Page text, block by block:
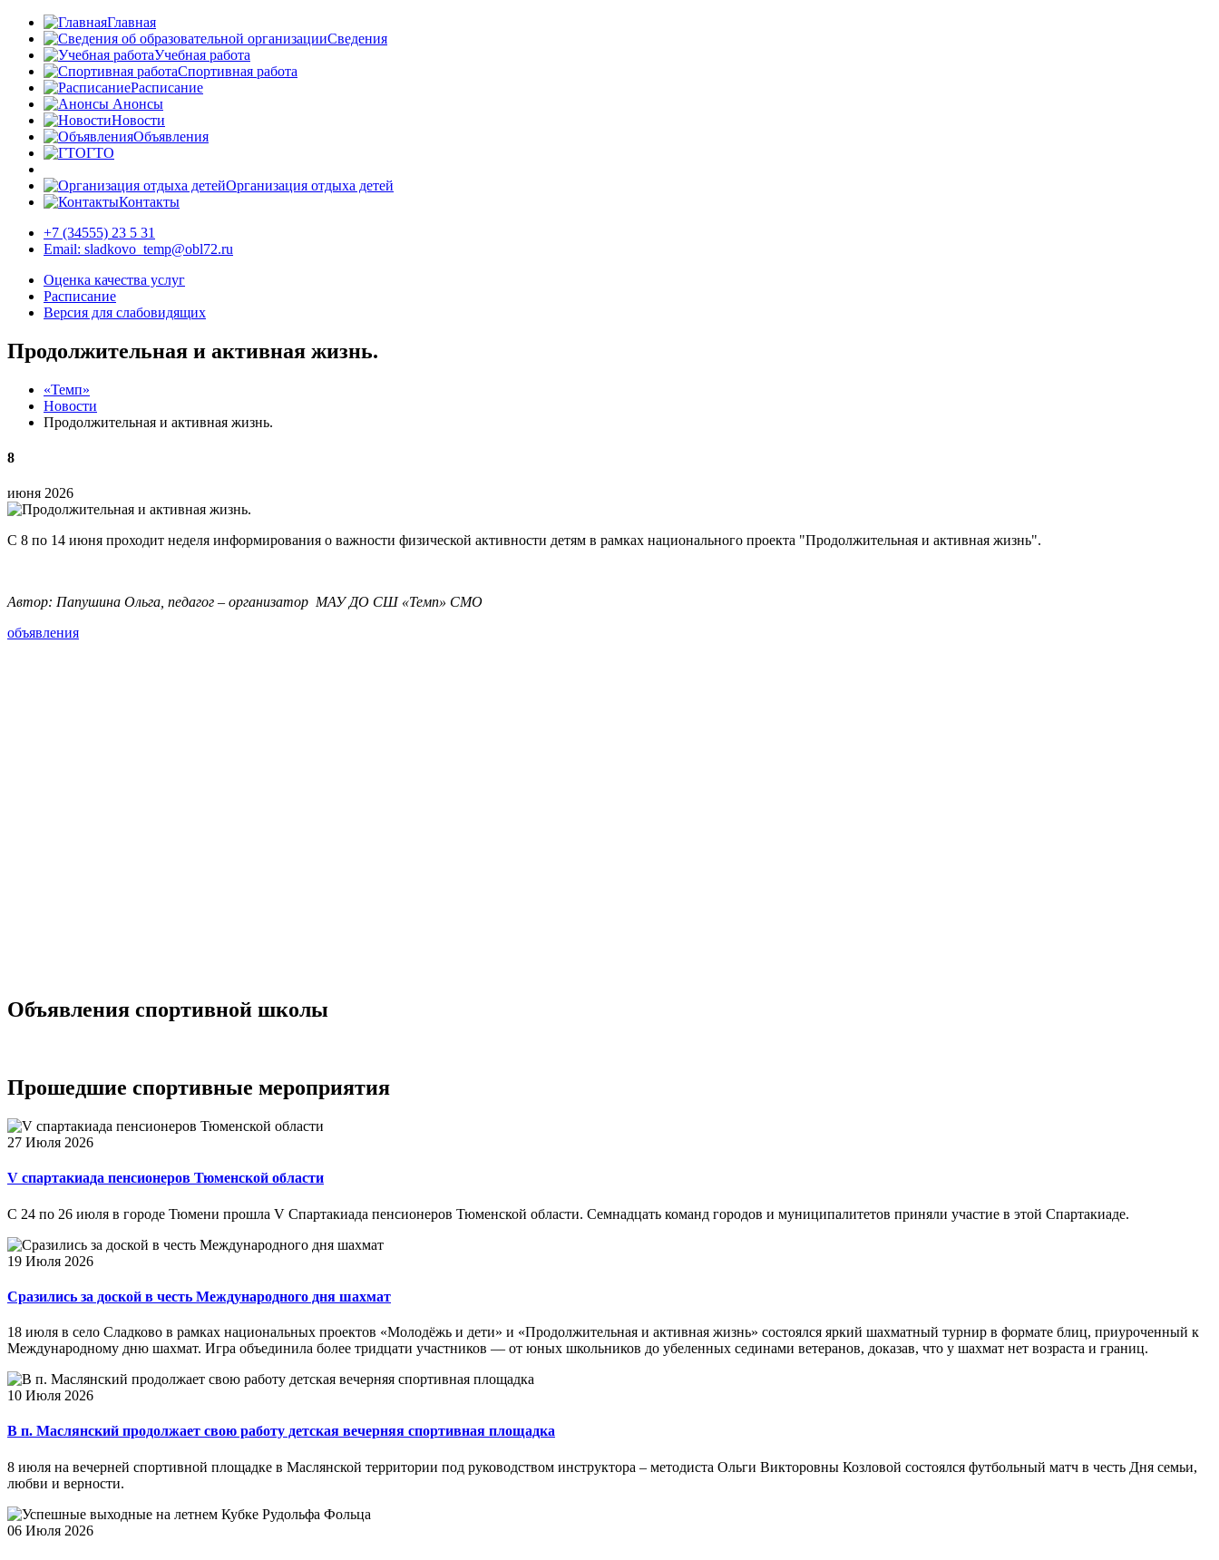
Главная
Сведения
Учебная работа
Спортивная работа
Расписание
Анонсы
Новости
Объявления
ГТО
Организация отдыха детей
Контакты
+7 (34555) 23 5 31
Email: sladkovo_temp@obl72.ru
Оценка качества услуг
Расписание
Версия для слабовидящих
Продолжительная и активная жизнь.
«Темп»
Новости
Продолжительная и активная жизнь.
8
июня 2026
С 8 по 14 июня проходит неделя информирования о важности физической активности детям в рамках национального проекта "Продолжительная и активная жизнь".
Автор: Папушина Ольга, педагог – организатор МАУ ДО СШ «Темп» СМО
объявления
Объявления спортивной школы
Прошедшие спортивные мероприятия
27 Июля 2026
V спартакиада пенсионеров Тюменской области
С 24 по 26 июля в городе Тюмени прошла V Спартакиада пенсионеров Тюменской области. Семнадцать команд городов и муниципалитетов приняли участие в этой Спартакиаде.
19 Июля 2026
Сразились за доской в честь Международного дня шахмат
18 июля в село Сладково в рамках национальных проектов «Молодёжь и дети» и «Продолжительная и активная жизнь» состоялся яркий шахматный турнир в формате блиц, приуроченный к
Международному дню шахмат. Игра объединила более тридцати участников — от юных школьников до убеленных сединами ветеранов, доказав, что у шахмат нет возраста и границ.
10 Июля 2026
В п. Маслянский продолжает свою работу детская вечерняя спортивная площадка
8 июля на вечерней спортивной площадке в Маслянской территории под руководством инструктора – методиста Ольги Викторовны Козловой состоялся футбольный матч в честь Дня семьи,
любви и верности.
06 Июля 2026